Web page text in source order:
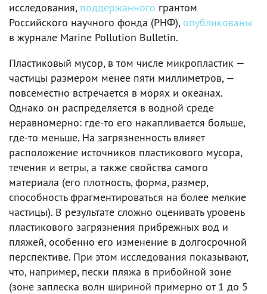
исследования, поддержанного грантом
Российского научного фонда (РНФ), опубликованы
в журнале Marine Pollution Bulletin.
Пластиковый мусор, в том числе микропластик —
частицы размером менее пяти миллиметров, —
повсеместно встречается в морях и океанах.
Однако он распределяется в водной среде
неравномерно: где-то его накапливается больше,
где-то меньше. На загрязненность влияет
расположение источников пластикового мусора,
течения и ветры, а также свойства самого
материала (его плотность, форма, размер,
способность фрагментироваться на более мелкие
частицы). В результате сложно оценивать уровень
пластикового загрязнения прибрежных вод и
пляжей, особенно его изменение в долгосрочной
перспективе. При этом исследования показывают,
что, например, пески пляжа в прибойной зоне
(зоне заплеска волн шириной примерно от 1 до 5